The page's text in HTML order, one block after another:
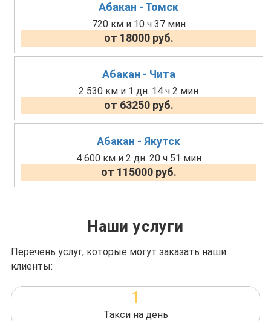
Абакан - Томск
720 км и 10 ч 37 мин
от 18000 руб.
Абакан - Чита
2 530 км и 1 дн. 14 ч 2 мин
от 63250 руб.
Абакан - Якутск
4 600 км и 2 дн. 20 ч 51 мин
от 115000 руб.
Наши услуги
Перечень услуг, которые могут заказать наши
клиенты:
1
Такси на день